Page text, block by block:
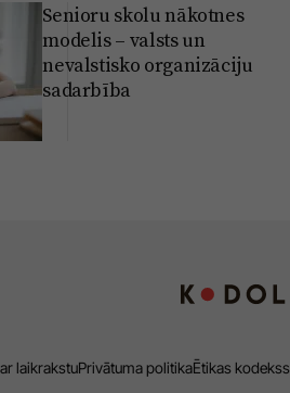
Senioru skolu nākotnes
modelis – valsts un
nevalstisko organizāciju
sadarbība
laikrakstuPrivātuma politikaĒtikas kodekss